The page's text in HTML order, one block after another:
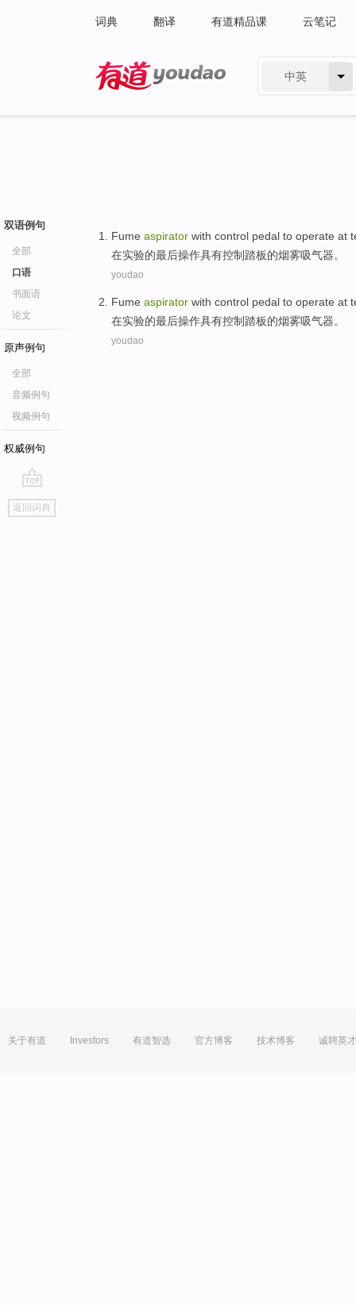
词典 翻译 有道精品课 云笔记
中英
双语例句
全部
口语
书面语
论文
原声例句
全部
音频例句
视频例句
权威例句
go
top
返回词典
Fume aspirator with control pedal to operate at
在实验的最后操作具有控制 踏板的烟雾吸气器。
youdao
Fume aspirator with control pedal to operate at
在实验的最后操作具有控制 踏板的烟雾吸气器。
youdao
关于有道 Investors 有道智选 官方博客 技术博客 诚聘英才